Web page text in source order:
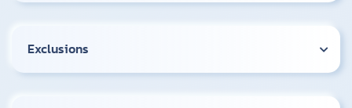
Exclusions